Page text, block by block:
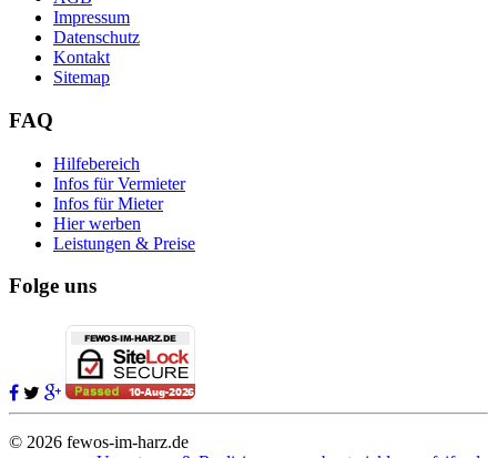
Impressum
Datenschutz
Kontakt
Sitemap
FAQ
Hilfebereich
Infos für Vermieter
Infos für Mieter
Hier werben
Leistungen & Preise
Folge uns
© 2026 fewos-im-harz.de